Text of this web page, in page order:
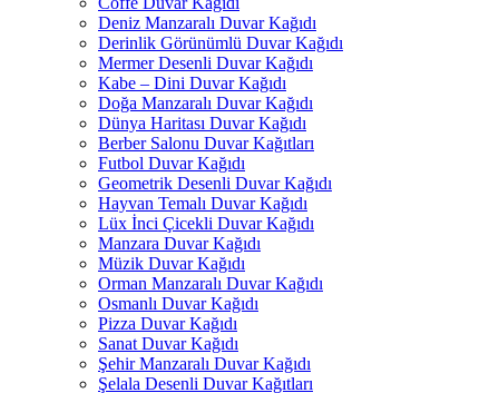
Deniz Manzaralı Duvar Kağıdı
Derinlik Görünümlü Duvar Kağıdı
Mermer Desenli Duvar Kağıdı
Kabe – Dini Duvar Kağıdı
Doğa Manzaralı Duvar Kağıdı
Dünya Haritası Duvar Kağıdı
Berber Salonu Duvar Kağıtları
Futbol Duvar Kağıdı
Geometrik Desenli Duvar Kağıdı
Hayvan Temalı Duvar Kağıdı
Lüx İnci Çicekli Duvar Kağıdı
Manzara Duvar Kağıdı
Müzik Duvar Kağıdı
Orman Manzaralı Duvar Kağıdı
Osmanlı Duvar Kağıdı
Pizza Duvar Kağıdı
Sanat Duvar Kağıdı
Şehir Manzaralı Duvar Kağıdı
Şelala Desenli Duvar Kağıtları